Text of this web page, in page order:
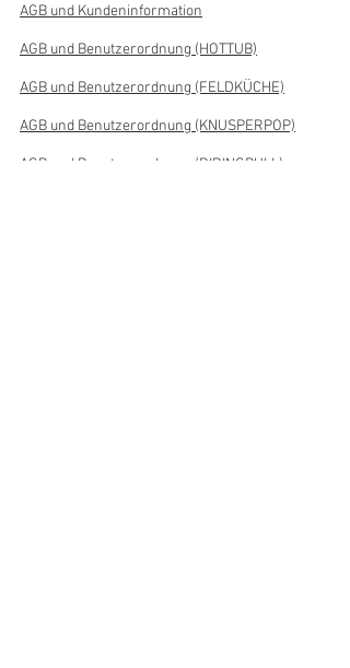
AGB und Kundeninformation
AGB und Benutzerordnung (HOTTUB)
AGB und Benutzerordnung (FELDKÜCHE)
AGB und Benutzerordnung (KNUSPERPOP)
AGB und Benutzerordnung (RIDINGBULL)